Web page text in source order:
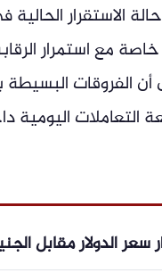
الاستقرار
مع استمرار
أن الفروقات
التعاملات
سعر الدولار مقابل